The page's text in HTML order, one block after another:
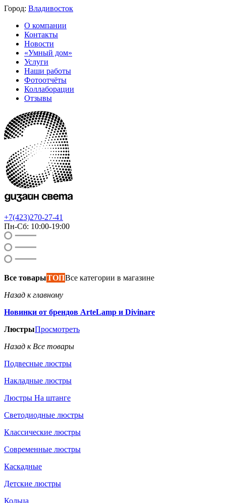
Город: Владивосток
О компании
Контакты
Новости
«Умный дом»
Услуги
Наши работы
Фотоотчёты
Коллаборации
Отзывы
+7(423)270-27-41
Пн-Сб: 10:00-19:00
Все товарыТОПВсе категории в магазине
Назад к главному
Новинки от брендов ArteLamp и Divinare
ЛюстрыПросмотреть
Назад к Все товары
Подвесные люстры
Накладные люстры
Люстры На штанге
Светодиодные люстры
Классические люстры
Современные люстры
Каскадные
Детские люстры
Кольца